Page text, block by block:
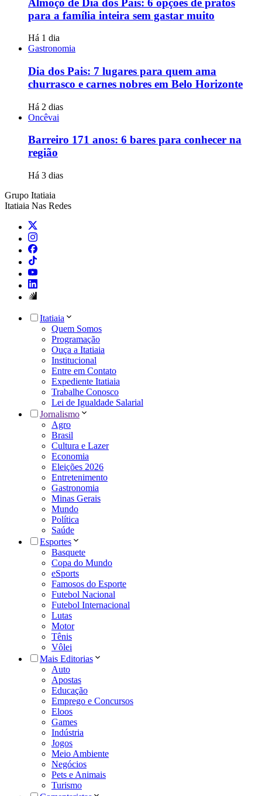
para a família inteira sem gastar muito
Há 1 dia
Gastronomia
Dia dos Pais: 7 lugares para quem ama
churrasco e carnes nobres em Belo Horizonte
Há 2 dias
Oncêvai
Barreiro 171 anos: 6 bares para conhecer na
região
Há 3 dias
Grupo Itatiaia
Itatiaia Nas Redes
Itatiaia
Quem Somos
Programação
Ouça a Itatiaia
Institucional
Entre em Contato
Expediente Itatiaia
Trabalhe Conosco
Lei de Igualdade Salarial
Jornalismo
Agro
Brasil
Cultura e Lazer
Economia
Eleições 2026
Entretenimento
Gastronomia
Minas Gerais
Mundo
Política
Saúde
Esportes
Basquete
Copa do Mundo
eSports
Famosos do Esporte
Futebol Nacional
Futebol Internacional
Lutas
Motor
Tênis
Vôlei
Mais Editorias
Auto
Apostas
Educação
Emprego e Concursos
Eloos
Games
Indústria
Jogos
Meio Ambiente
Negócios
Pets e Animais
Turismo